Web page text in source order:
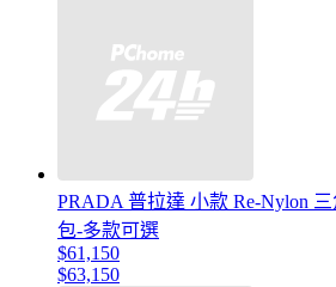
PRADA 普拉達 小款 Re-Nylon
包-多款可選
$61,150
$63,150